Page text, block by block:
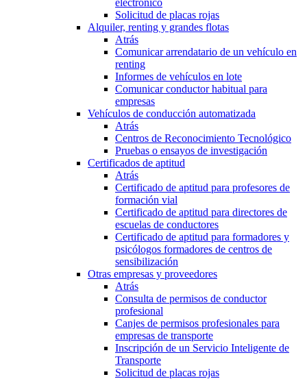
electrónico
Solicitud de placas rojas
Alquiler, renting y grandes flotas
Atrás
Comunicar arrendatario de un vehículo en
renting
Informes de vehículos en lote
Comunicar conductor habitual para
empresas
Vehículos de conducción automatizada
Atrás
Centros de Reconocimiento Tecnológico
Pruebas o ensayos de investigación
Certificados de aptitud
Atrás
Certificado de aptitud para profesores de
formación vial
Certificado de aptitud para directores de
escuelas de conductores
Certificado de aptitud para formadores y
psicólogos formadores de centros de
sensibilización
Otras empresas y proveedores
Atrás
Consulta de permisos de conductor
profesional
Canjes de permisos profesionales para
empresas de transporte
Inscripción de un Servicio Inteligente de
Transporte
Solicitud de placas rojas